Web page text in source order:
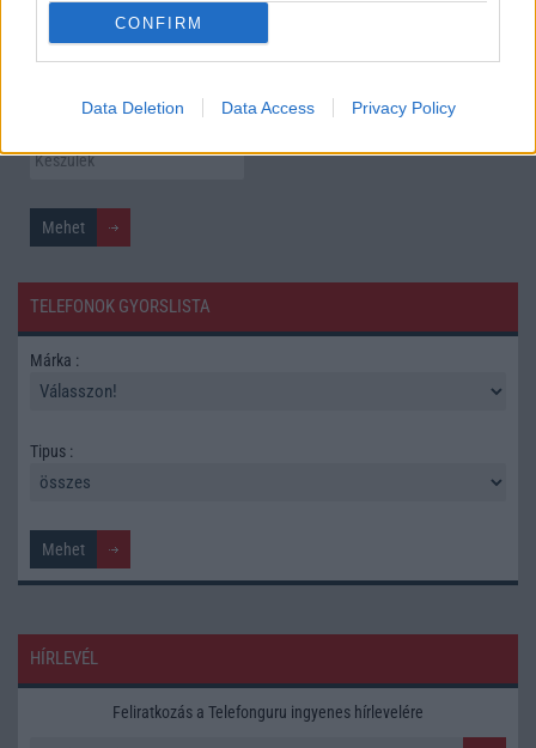
CONFIRM
Data Deletion Data Access Privacy Policy
Mennyibe kerül
Keressen a telefonboltok ajánlatai között!
TELEFONOK GYORSLISTA
Márka :
Tipus :
HÍRLEVÉL
Feliratkozás a Telefonguru ingyenes hírlevelére